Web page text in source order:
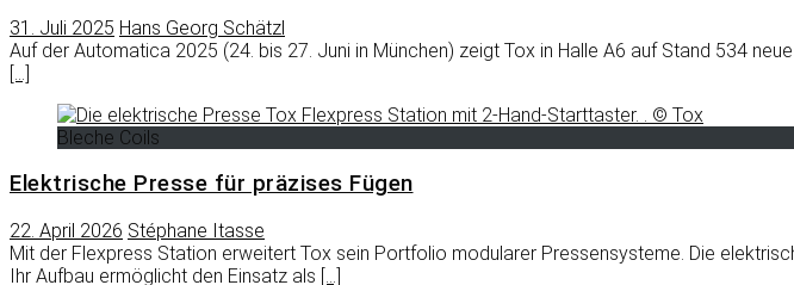
31. Juli 2025 Hans Georg Schätzl
Auf der Automatica 2025 (24. bis 27. Juni in München) zeigt Tox in Halle A6 auf Stand 534
[…]
Bleche Coils
Elektrische Presse für präzises Fügen
22. April 2026 Stéphane Itasse
Mit der Flexpress Station erweitert Tox sein Portfolio modularer Pressensysteme. Die
Ihr Aufbau ermöglicht den Einsatz als […]